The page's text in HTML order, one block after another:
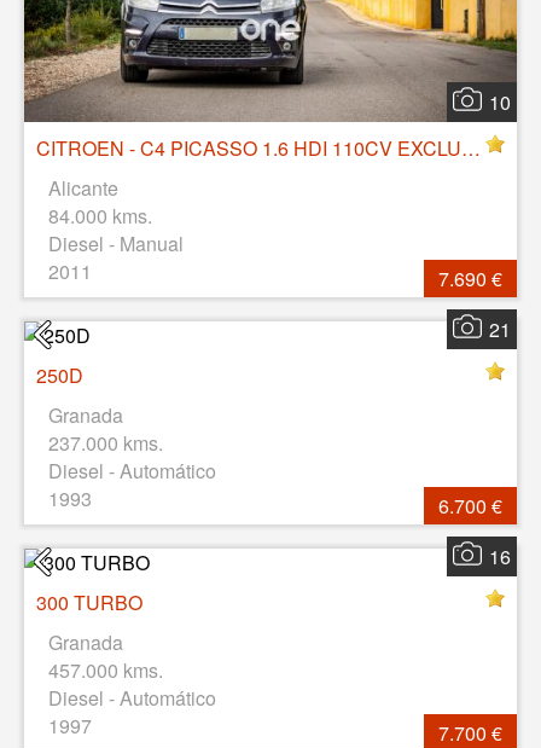
10
CITROEN - C4 PICASSO 1.6 HDI 110CV EXCLUSIVE
Alicante
84.000 kms.
Diesel - Manual
2011
7.690 €
21
250D
Granada
237.000 kms.
Diesel - Automático
1993
6.700 €
16
300 TURBO
Granada
457.000 kms.
Diesel - Automático
1997
7.700 €